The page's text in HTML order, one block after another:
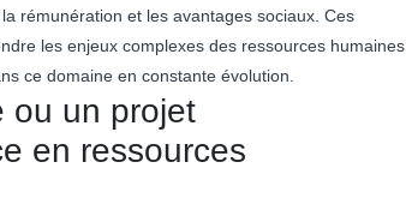
rémunération et les avantages sociaux. Ces
les enjeux complexes des ressources humaines
ce domaine en constante évolution.
ou un projet
en ressources